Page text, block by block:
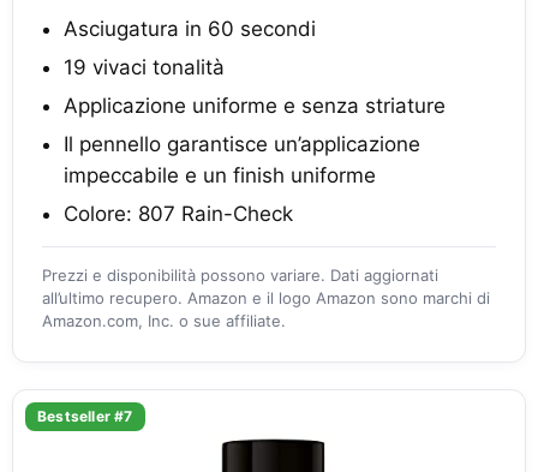
Asciugatura in 60 secondi
19 vivaci tonalità
Applicazione uniforme e senza striature
Il pennello garantisce un’applicazione
impeccabile e un finish uniforme
Colore: 807 Rain-Check
Prezzi e disponibilità possono variare. Dati aggiornati
all’ultimo recupero. Amazon e il logo Amazon sono marchi di
Amazon.com, Inc. o sue affiliate.
Bestseller #7